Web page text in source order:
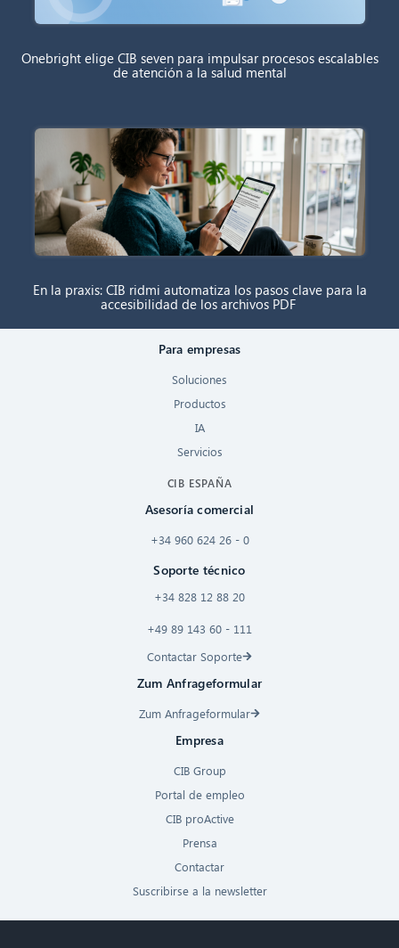
Onebright elige CIB seven para impulsar procesos escalables
de atención a la salud mental
En la praxis: CIB ridmi automatiza los pasos clave para la
accesibilidad de los archivos PDF
Para empresas
Soluciones
Productos
IA
Servicios
CIB ESPAÑA
Asesoría comercial
+34 960 624 26 - 0
Soporte técnico
+34 828 12 88 20
+49 89 143 60 - 111
Contactar Soporte
Zum Anfrageformular
Zum Anfrageformular
Empresa
CIB Group
Portal de empleo
CIB proActive
Prensa
Contactar
Suscribirse a la newsletter